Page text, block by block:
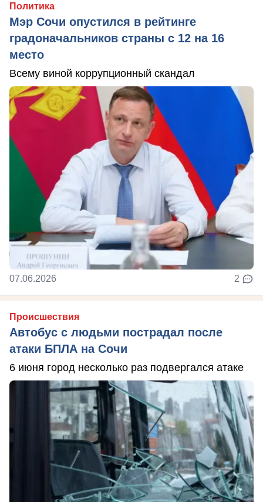
Политика
Мэр Сочи опустился в рейтинге
градоначальников страны с 12 на 16
место
Всему виной коррупционный скандал
07.06.2026 2
Происшествия
Автобус с людьми пострадал после
атаки БПЛА на Сочи
6 июня город несколько раз подвергался атаке